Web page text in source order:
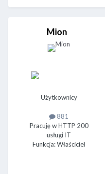
Mion
Użytkownicy
881
Pracuję w HTTP 200
usługi IT
Funkcja: Właściciel